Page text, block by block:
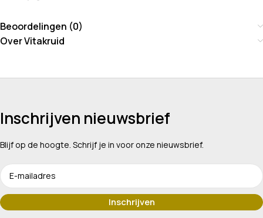
Beoordelingen (0)
Over Vitakruid
Inschrijven nieuwsbrief
Blijf op de hoogte. Schrijf je in voor onze nieuwsbrief.